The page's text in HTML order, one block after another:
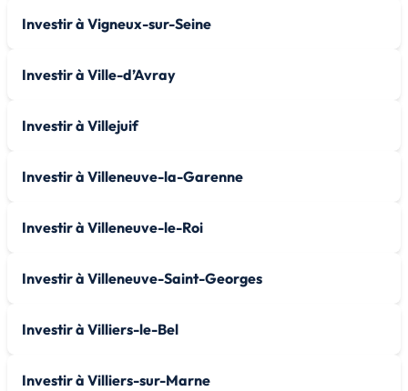
Investir à Vigneux-sur-Seine
Investir à Ville-d’Avray
Investir à Villejuif
Investir à Villeneuve-la-Garenne
Investir à Villeneuve-le-Roi
Investir à Villeneuve-Saint-Georges
Investir à Villiers-le-Bel
Investir à Villiers-sur-Marne